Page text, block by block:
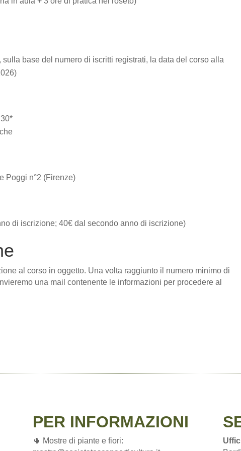
base del numero di iscritti registrati, la data del corso alla
Poggi n°2 (Firenze)
di iscrizione; 40€ dal secondo anno di iscrizione)
al corso in oggetto. Una volta raggiunto il numero minimo di
una mail contenente le informazioni per procedere al
PER INFORMAZIONI
🌵 Mostre di piante e fiori: